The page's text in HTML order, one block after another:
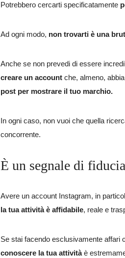
Potrebbero cercarti specificatamente
Ad ogni modo, non trovarti è una
Anche se non prevedi di essere
creare un account che, almeno,
post per mostrare il tuo marchio.
In ogni caso, non vuoi che quella
concorrente.
È un segnale di fiducia
Avere un account Instagram, in
la tua attività è affidabile, reale e
Se stai facendo esclusivamente affari
conoscere la tua attivitàè